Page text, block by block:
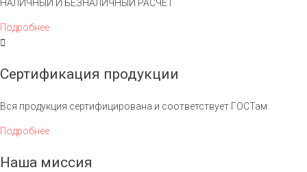
НАЛИЧНЫЙ И БЕЗНАЛИЧНЫЙ РАСЧЕТ
Подробнее
Сертификация продукции
Вся продукция сертифицирована и соответствует ГОСТам
Подробнее
Наша миссия